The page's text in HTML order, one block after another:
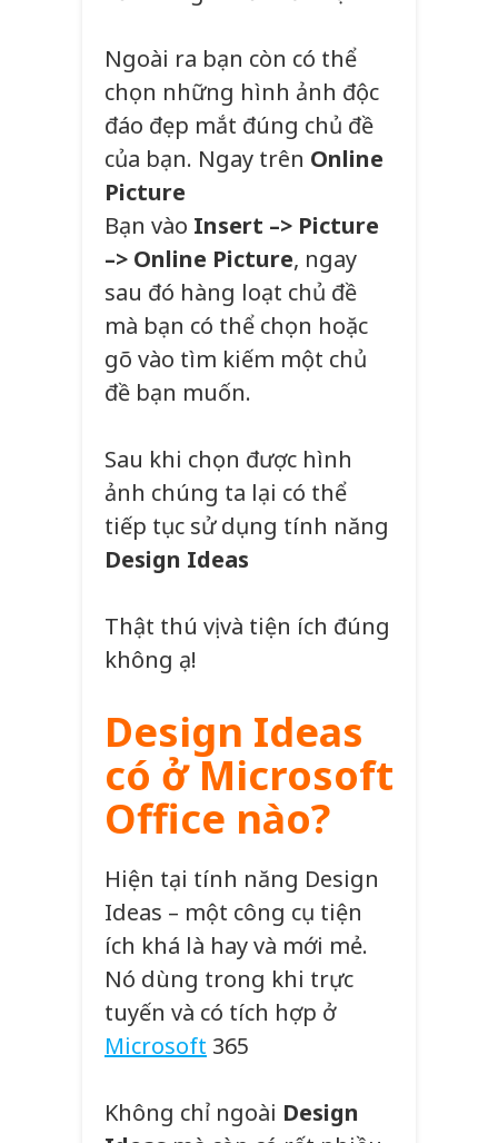
Ngoài ra bạn còn có thể
chọn những hình ảnh độc
đáo đẹp mắt đúng chủ đề
của bạn. Ngay trên Online
Picture
Bạn vào Insert –> Picture
–> Online Picture, ngay
sau đó hàng loạt chủ đề
mà bạn có thể chọn hoặc
gõ vào tìm kiếm một chủ
đề bạn muốn.
Sau khi chọn được hình
ảnh chúng ta lại có thể
tiếp tục sử dụng tính năng
Design Ideas
Thật thú vị và tiện ích đúng
không ạ!
Design Ideas
có ở Microsoft
Office nào?
Hiện tại tính năng Design
Ideas – một công cụ tiện
ích khá là hay và mới mẻ.
Nó dùng trong khi trực
tuyến và có tích hợp ở
Microsoft 365
Không chỉ ngoài Design